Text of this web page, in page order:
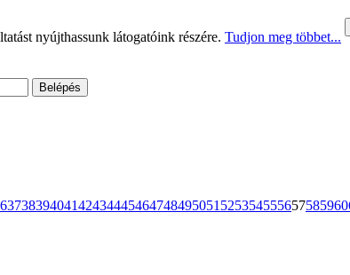
nyújthassunk látogatóink részére. Tudjon meg többet...
373839404142434445464748495051 525354555657585960